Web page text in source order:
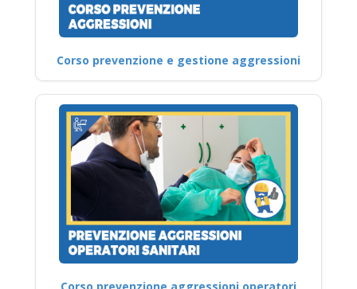
Corso prevenzione e gestione aggressioni